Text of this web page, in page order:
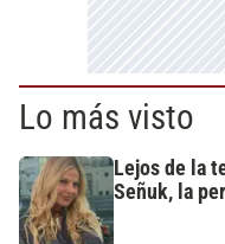
Lo más visto
Lejos de la
Señuk, la